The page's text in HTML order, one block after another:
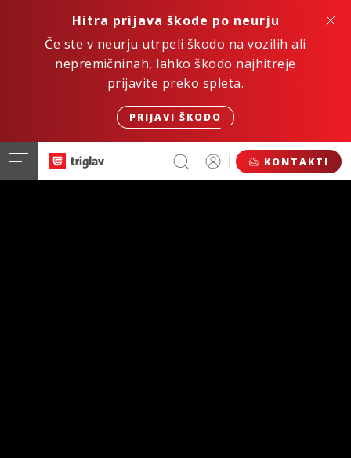
Hitra prijava škode po neurju
Če ste v neurju utrpeli škodo na vozilih ali
nepremičninah, lahko škodo najhitreje
prijavite preko spleta.
PRIJAVI ŠKODO
KONTAKTI